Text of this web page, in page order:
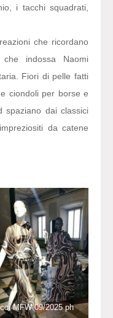
i tacchi squadrati,
che ricordano
indossa Naomi
Fiori di pelle fatti
ciondoli per borse e
spaziano dai classici
da catene
MFW 09/2025 ph